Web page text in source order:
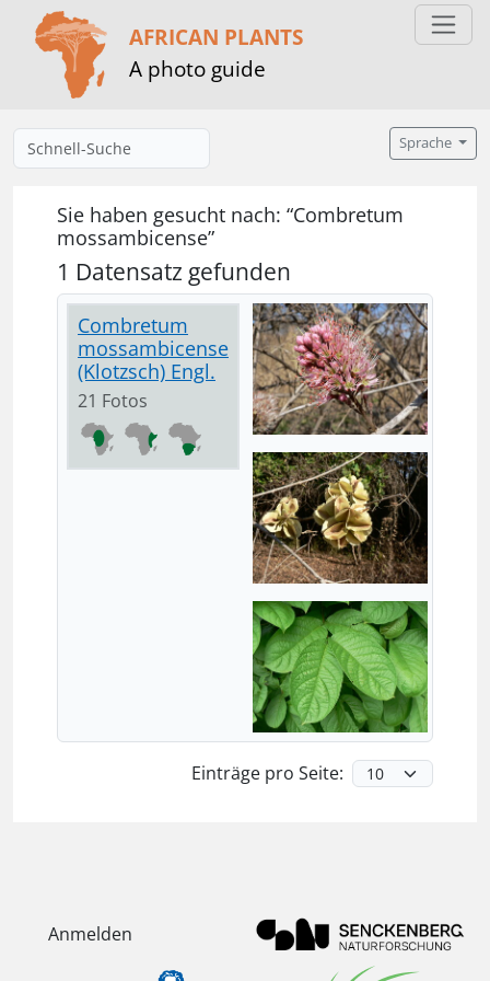
AFRICAN PLANTS
A photo guide
Sprache
Sie haben gesucht nach: “Combretum
mossambicense”
1 Datensatz gefunden
Combretum
mossambicense
(Klotzsch) Engl.
21 Fotos
Einträge pro Seite:
Anmelden